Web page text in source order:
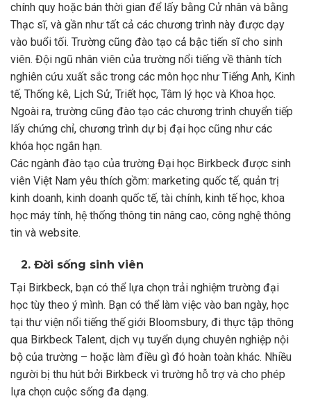
chính quy hoặc bán thời gian để lấy bằng Cử nhân và bằng
Thạc sĩ, và gần như tất cả các chương trình này được dạy
vào buổi tối. Trường cũng đào tạo cả bậc tiến sĩ cho sinh
viên. Đội ngũ nhân viên của trường nổi tiếng về thành tích
nghiên cứu xuất sắc trong các môn học như Tiếng Anh, Kinh
tế, Thống kê, Lịch Sử, Triết học, Tâm lý học và Khoa học.
Ngoài ra, trường cũng đào tạo các chương trình chuyển tiếp
lấy chứng chỉ, chương trình dự bị đại học cũng như các
khóa học ngắn hạn.
Các ngành đào tạo của trường Đại học Birkbeck được sinh
viên Việt Nam yêu thích gồm: marketing quốc tế, quản trị
kinh doanh, kinh doanh quốc tế, tài chính, kinh tế học, khoa
học máy tính, hệ thống thông tin nâng cao, công nghệ thông
tin và website.
2. Đời sống sinh viên
Tại Birkbeck, bạn có thể lựa chọn trải nghiệm trường đại
học tùy theo ý mình. Bạn có thể làm việc vào ban ngày, học
tại thư viện nổi tiếng thế giới Bloomsbury, đi thực tập thông
qua Birkbeck Talent, dịch vụ tuyển dụng chuyên nghiệp nội
bộ của trường – hoặc làm điều gì đó hoàn toàn khác. Nhiều
người bị thu hút bởi Birkbeck vì trường hỗ trợ và cho phép
lựa chọn cuộc sống đa dạng.